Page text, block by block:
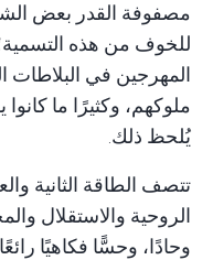
مصفوفة القدر بعض
للخوف من هذه التسمية؛
المهرجين في البلاطات
ملوكهم، وكثيرًا ما
يُلحظ ذلك.
تتصف الطاقة الثانية
الروحية والاستقلال
وحادًا، وحسًّا فكاهيًا